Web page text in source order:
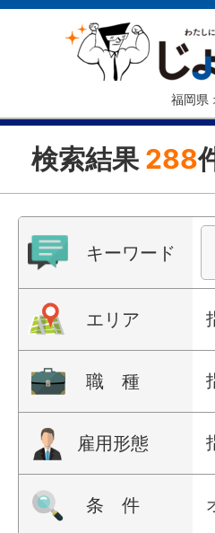
福岡県
検索結果 288
キーワード
エリア
職 種
雇用形態
条 件